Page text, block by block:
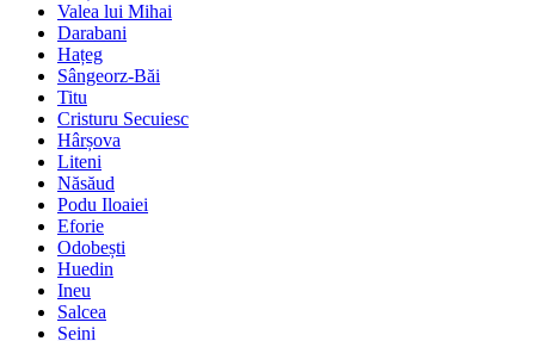
Valea lui Mihai
Darabani
Hațeg
Sângeorz-Băi
Titu
Cristuru Secuiesc
Hârșova
Liteni
Năsăud
Podu Iloaiei
Eforie
Odobești
Huedin
Ineu
Salcea
Seini